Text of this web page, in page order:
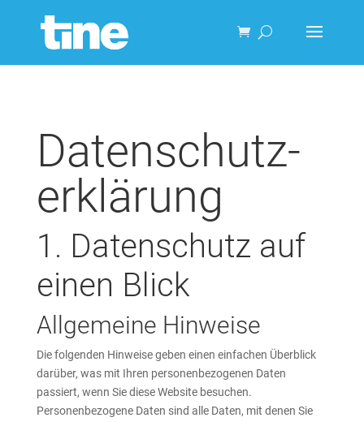
Datenschutz­
erklärung
1. Datenschutz auf
einen Blick
Allgemeine Hinweise
Die folgenden Hinweise geben einen einfachen Überblick
darüber, was mit Ihren personenbezogenen Daten
passiert, wenn Sie diese Website besuchen.
Personenbezogene Daten sind alle Daten, mit denen Sie